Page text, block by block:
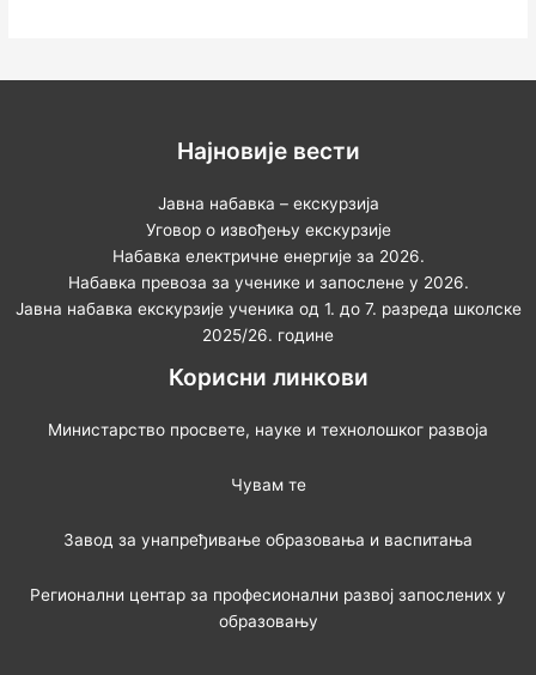
Најновије вести
Јавна набавка – екскурзија
Уговор о извођењу екскурзије
Набавка електричне енергије за 2026.
Набавка превоза за ученике и запослене у 2026.
Јавна набавка екскурзије ученика од 1. до 7. разреда школске
2025/26. године
Корисни линкови
Министарство просвете, науке и технолошког развоја
Чувам те
Завод за унапређивање образовања и васпитања
Регионални центар за професионални развој запослених у
образовању